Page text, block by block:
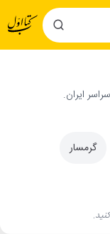
ایران.
گرمسار